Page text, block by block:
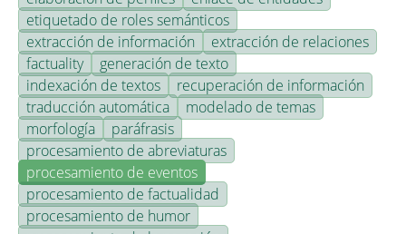
etiquetado de roles semánticos
extracción de información
extracción de relaciones
factuality
generación de texto
indexación de textos
recuperación de información
traducción automática
modelado de temas
morfología
paráfrasis
procesamiento de abreviaturas
procesamiento de eventos
procesamiento de factualidad
procesamiento de humor